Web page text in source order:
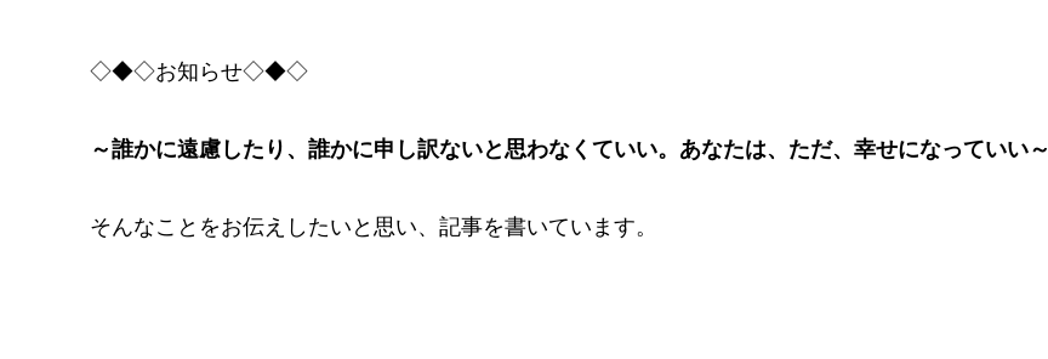
◇◆◇お知らせ◇◆◇
～誰かに遠慮したり、誰かに申し訳ないと思わなくていい。あなたは、ただ、幸せになっていい～
そんなことをお伝えしたいと思い、記事を書いています。